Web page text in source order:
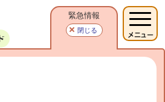
緊急情報
閉じる
メニュー